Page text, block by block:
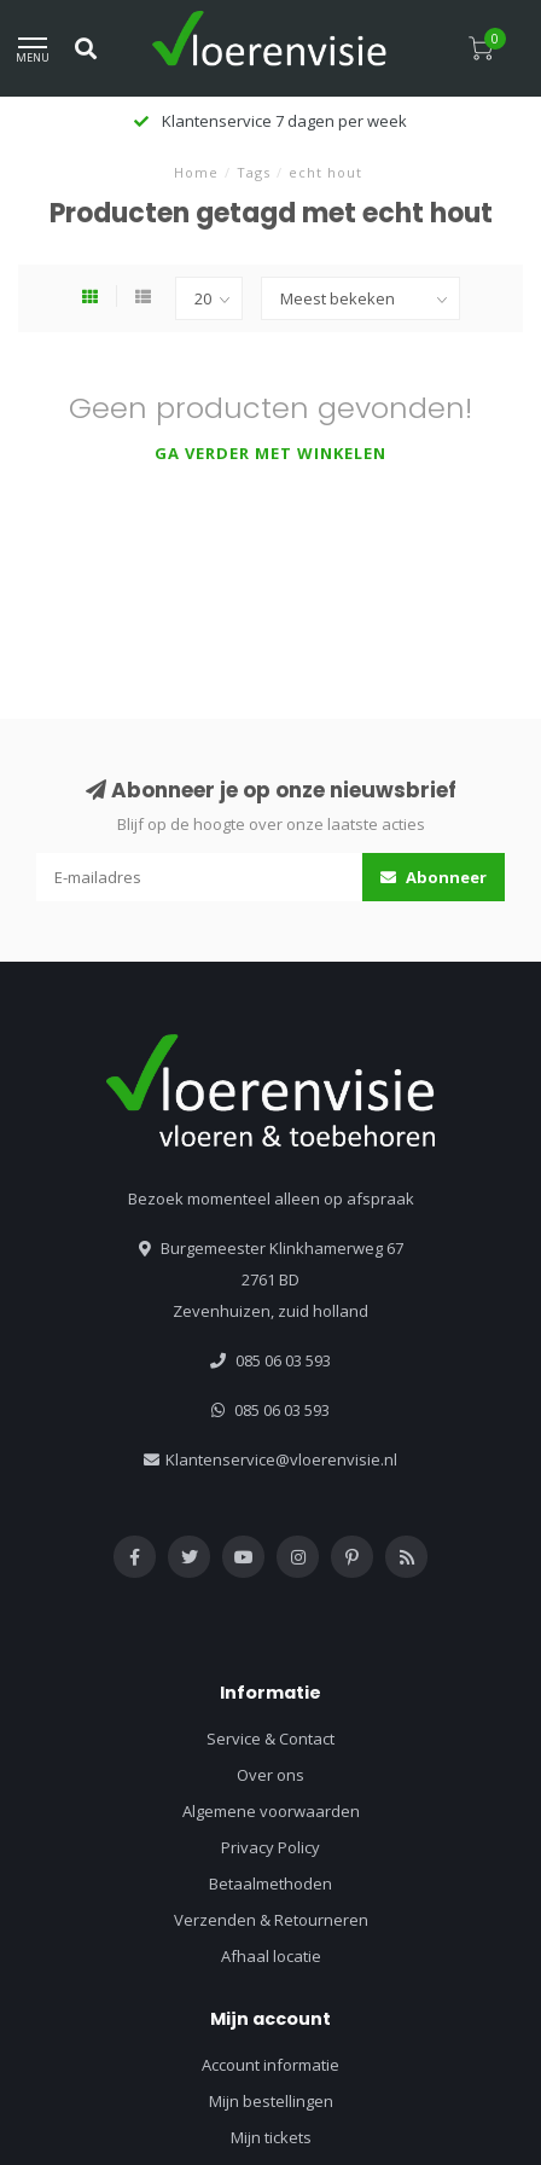
MENU
0
Klantenservice 7 dagen per week
Home / Tags / echt hout
Producten getagd met echt hout
Geen producten gevonden!
GA VERDER MET WINKELEN
Abonneer je op onze nieuwsbrief
Blijf op de hoogte over onze laatste acties
Abonneer
Bezoek momenteel alleen op afspraak
Burgemeester Klinkhamerweg 67
2761 BD
Zevenhuizen, zuid holland
085 06 03 593
085 06 03 593
Klantenservice@vloerenvisie.nl
Informatie
Service & Contact
Over ons
Algemene voorwaarden
Privacy Policy
Betaalmethoden
Verzenden & Retourneren
Afhaal locatie
Mijn account
Account informatie
Mijn bestellingen
Mijn tickets